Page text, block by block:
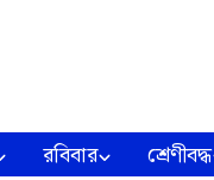
রবিবার শ্রেণীবদ্ধ